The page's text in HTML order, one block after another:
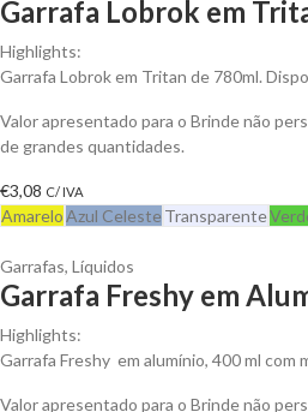
Garrafa Lobrok em
Highlights:
Garrafa Lobrok em Tritan de 780ml.
Valor apresentado para o Brinde não
de grandes quantidades.
€3,08 C/ IVA
AmareloAzul Celeste Transparente
Garrafas, Líquidos
Garrafa Freshy em
Highlights:
Garrafa Freshy em alumínio, 400 ml com
Valor apresentado para o Brinde não